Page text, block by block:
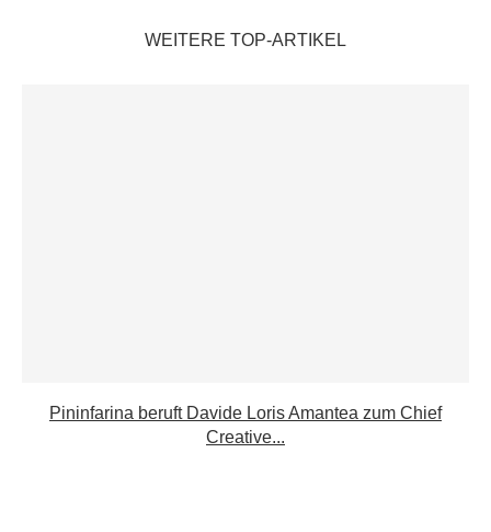
WEITERE TOP-ARTIKEL
Pininfarina beruft Davide Loris Amantea zum Chief
Creative...